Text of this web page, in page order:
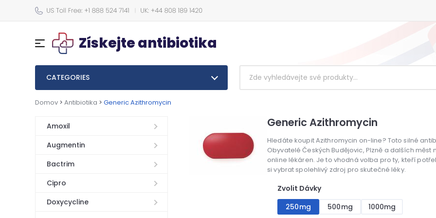
Získejte antibiotika
CATEGORIES
Domov > Antibiotika > Generic Azithromycin
Amoxil
Augmentin
Bactrim
Cipro
Doxycycline
Generic Azithromycin
Hledáte koupit Azithromycin on-line? Toto silné
Obyvatelé Českých Budějovic, Plzně a dalších
online lékáren. Je to vhodná volba pro ty, kteří
si vybrat spolehlivý zdroj pro skutečné léky.
Zvolit Dávky
250mg
500mg 1000mg